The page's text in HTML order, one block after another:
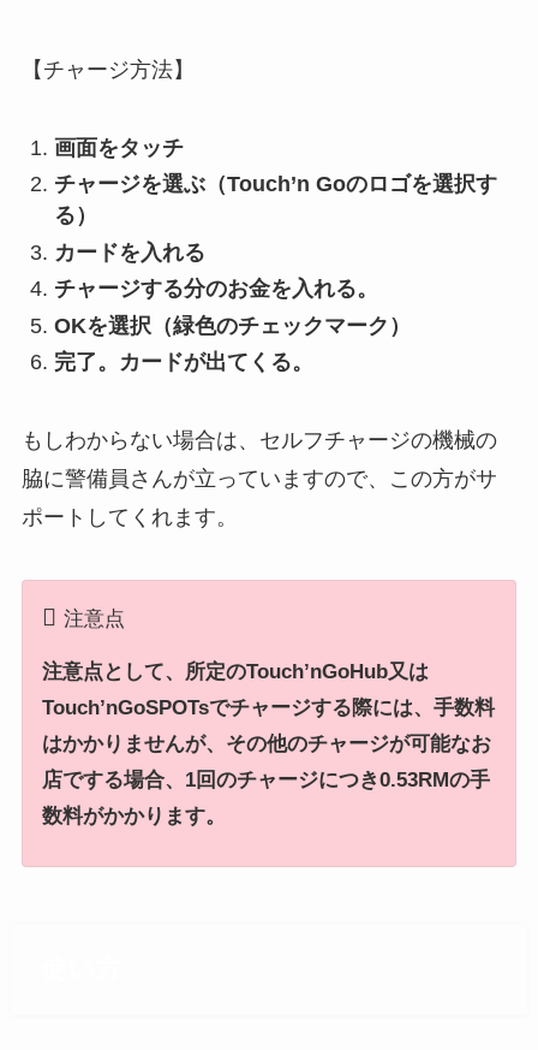
【チャージ方法】
画面をタッチ
チャージを選ぶ（Touch’n Goのロゴを選択す
る）
カードを入れる
チャージする分のお金を入れる。
OKを選択（緑色のチェックマーク）
完了。カードが出てくる。
もしわからない場合は、セルフチャージの機械の
脇に警備員さんが立っていますので、この方がサ
ポートしてくれます。
注意点
注意点として、所定のTouch’nGoHub又は
Touch’nGoSPOTsでチャージする際には、手数料
はかかりませんが、 その他のチャージが可能なお
店でする場合、1回のチャージにつき0.53RMの手
数料がかかります。